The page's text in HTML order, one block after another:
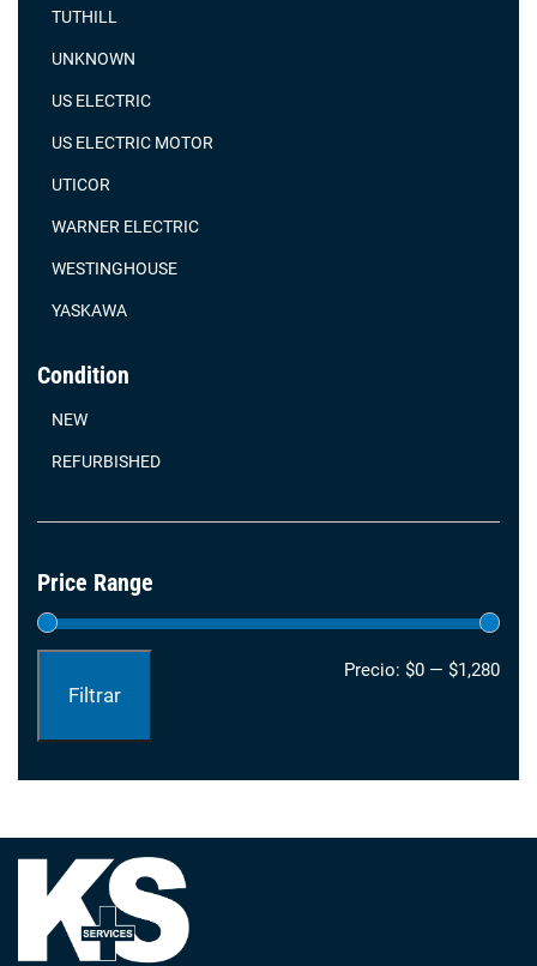
TUTHILL
UNKNOWN
US ELECTRIC
US ELECTRIC MOTOR
UTICOR
WARNER ELECTRIC
WESTINGHOUSE
YASKAWA
Condition
NEW
REFURBISHED
Price Range
Filtrar
Precio: $0 — $1,280